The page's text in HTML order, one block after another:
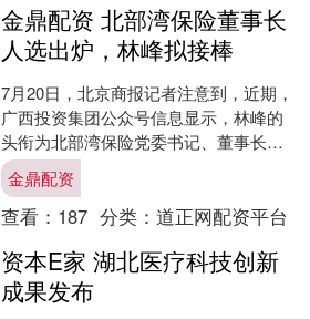
金鼎配资 北部湾保险董事长
人选出炉，林峰拟接棒
7月20日，北京商报记者注意到，近期，
广西投资集团公众号信息显示，林峰的
头衔为北部湾保险党委书记、董事长
（拟任）。 根据公开资料，林峰曾任广
西金融投资集团副总经....
金鼎配资
查看： 187 分类： 道正网配资平台
资本E家 湖北医疗科技创新
成果发布